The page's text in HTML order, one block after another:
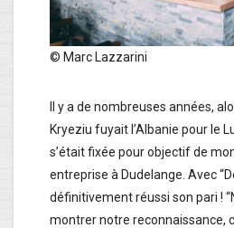
© Marc Lazzarini
Il y a de nombreuses années,
Kryeziu fuyait l’Albanie pour le
s’était fixée pour objectif de
entreprise à Dudelange. Avec
définitivement réussi son pari !
montrer notre reconnaissance,